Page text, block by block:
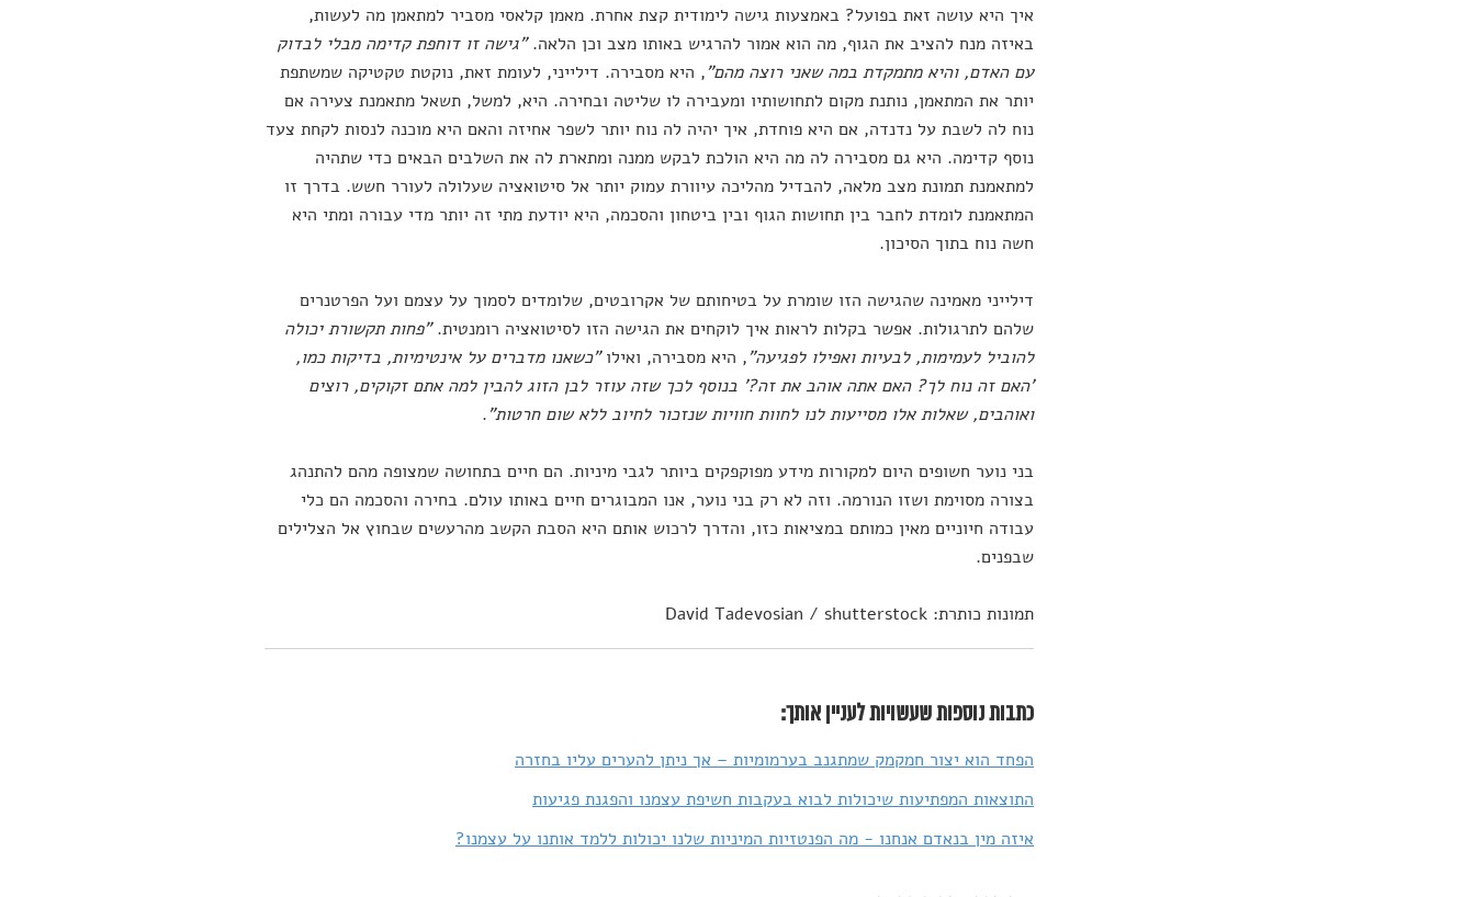
איך היא עושה זאת בפועל? באמצעות גישה לימודית קצת אחרת. מאמן קלאסי מסביר למתאמן מה לעשות,
באיזה מנח להציב את הגוף, מה הוא אמור להרגיש באותו מצב וכן הלאה."גישה זו דוחפת קדימה מבלי לבדוק
עם האדם, והיא מתמקדת במה שאני רוצה מהם", היא מסבירה. דילייני, לעומת זאת, נוקטת טקטיקה שמשתפת
יותר את המתאמן, נותנת מקום לתחושותיו ומעבירה לו שליטה ובחירה. היא, למשל, תשאל מתאמנת צעירה אם
נוח לה לשבת על נדנדה, אם היא פוחדת, איך יהיה לה נוח יותר לשפר אחיזה והאם היא מוכנה לנסות לקחת צעד
נוסף קדימה. היא גם מסבירה לה מה היא הולכת לבקש ממנה ומתארת לה את השלבים הבאים כדי שתהיה
למתאמנת תמונת מצב מלאה, להבדיל מהליכה עיוורת עמוק יותר אל סיטואציה שעלולה לעורר חשש. בדרך זו
המתאמנת לומדת לחבר בין תחושות הגוף ובין ביטחון והסכמה, היא יודעת מתי זה יותר מדי עבורה ומתי היא
חשה נוח בתוך הסיכון.
דילייני מאמינה שהגישה הזו שומרת על בטיחותם של אקרובטים, שלומדים לסמוך על עצמם ועל הפרטנרים
שלהם לתרגולות. אפשר בקלות לראות איך לוקחים את הגישה הזו לסיטואציה רומנטית."פחות תקשורת יכולה
להוביל לעמימות, לבעיות ואפילו לפגיעה", היא מסבירה, ואילו"כשאנו מדברים על אינטימיות, בדיקות כמו,
'האם זה נוח לך? האם אתה אוהב את זה?' בנוסף לכך שזה עוזר לבן הזוג להבין למה אתם זקוקים, רוצים
ואוהבים, שאלות אלו מסייעות לנו לחוות חוויות שנזכור לחיוב ללא שום חרטות".
בני נוער חשופים היום למקורות מידע מפוקפקים ביותר לגבי מיניות. הם חיים בתחושה שמצופה מהם להתנהג
בצורה מסוימת ושזו הנורמה. וזה לא רק בני נוער, אנו המבוגרים חיים באותו עולם. בחירה והסכמה הם כלי
עבודה חיוניים מאין כמותם במציאות כזו, והדרך לרכוש אותם היא הסבת הקשב מהרעשים שבחוץ אל הצלילים
שבפנים.
תמונות כותרת: David Tadevosian / shutterstock
כתבות נוספות שעשויות לעניין אותך:
הפחד הוא יצור חמקמק שמתגנב בערמומיות – אך ניתן להערים עליו בחזרה
התוצאות המפתיעות שיכולות לבוא בעקבות חשיפת עצמנו והפגנת פגיעות
איזה מין בנאדם אנחנו - מה הפנטזיות המיניות שלנו יכולות ללמד אותנו על עצמנו?